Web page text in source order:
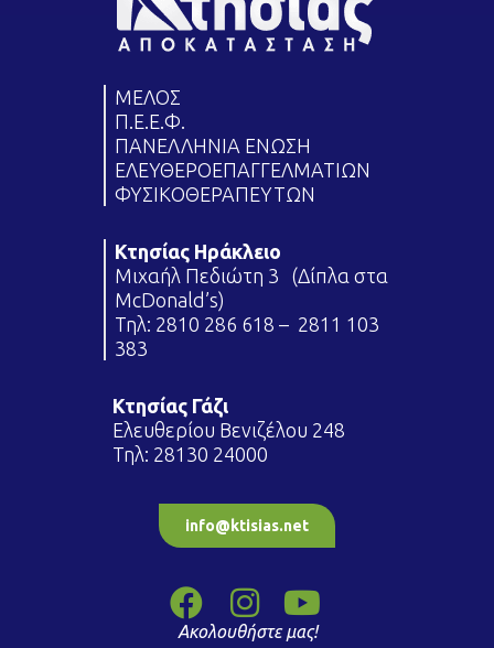
ΜΕΛΟΣ
Π.Ε.Ε.Φ.
ΠΑΝΕΛΛΗΝΙΑ ΕΝΩΣΗ
ΕΛΕΥΘΕΡΟΕΠΑΓΓΕΛΜΑΤΙΩΝ
ΦΥΣΙΚΟΘΕΡΑΠΕΥΤΩΝ
Κτησίας Ηράκλειο
Μιχαήλ Πεδιώτη 3 (Δίπλα στα
McDonald’s)
Τηλ: 2810 286 618 – 2811 103
383
Κτησίας Γάζι
Ελευθερίου Βενιζέλου 248
Τηλ: 28130 24000
info@ktisias.net
Ακολουθήστε μας!